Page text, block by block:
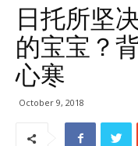
日托所坚
的宝宝？
心寒
October 9, 2018